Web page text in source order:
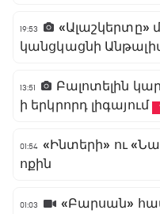
19:53
կանցկացնի
13:51
Բալոտելին
ի երկրորդ լիգայում
01:54 «Ինտերի» ու
ոքին
01:03
«Բարսան»